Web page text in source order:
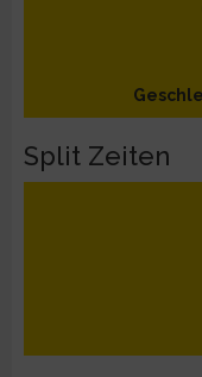
Split Zeiten